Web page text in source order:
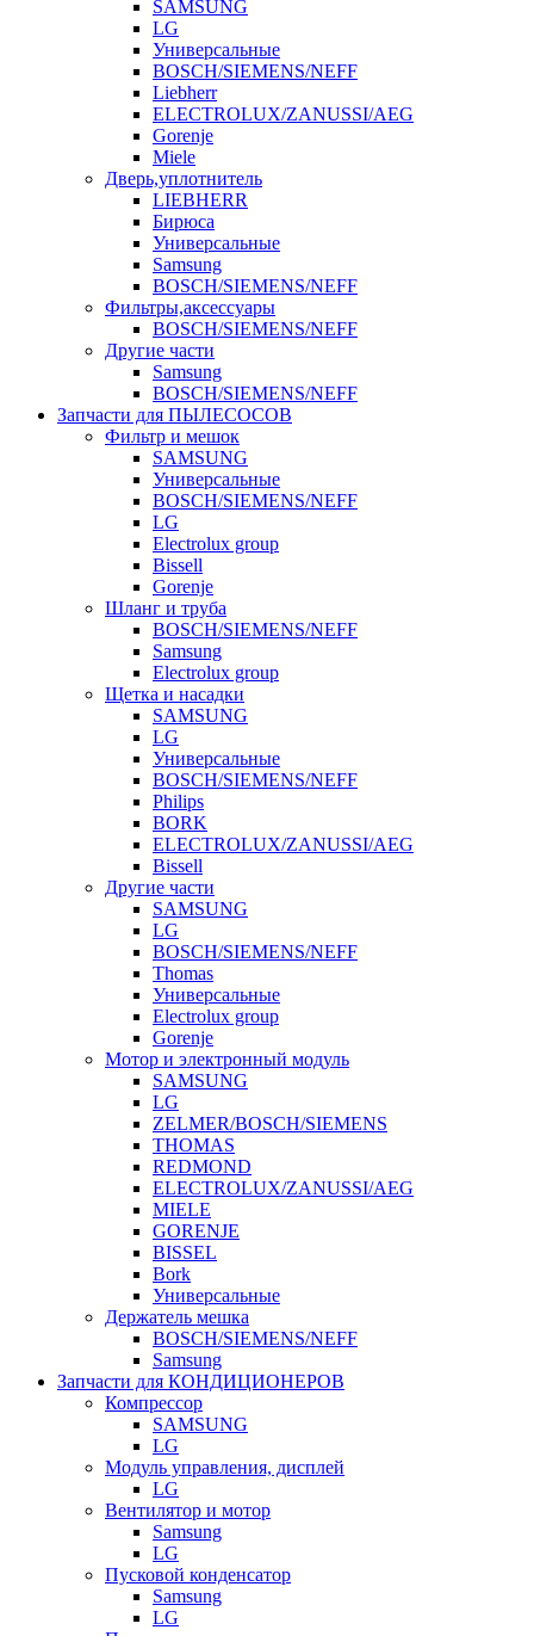
SAMSUNG
LG
Универсальные
BOSCH/SIEMENS/NEFF
Liebherr
ELECTROLUX/ZANUSSI/AEG
Gorenje
Miele
Дверь,уплотнитель
LIEBHERR
Бирюса
Универсальные
Samsung
BOSCH/SIEMENS/NEFF
Фильтры,аксессуары
BOSCH/SIEMENS/NEFF
Другие части
Samsung
BOSCH/SIEMENS/NEFF
Запчасти для ПЫЛЕСОСОВ
Фильтр и мешок
SAMSUNG
Универсальные
BOSCH/SIEMENS/NEFF
LG
Electrolux group
Bissell
Gorenje
Шланг и труба
BOSCH/SIEMENS/NEFF
Samsung
Electrolux group
Щетка и насадки
SAMSUNG
LG
Универсальные
BOSCH/SIEMENS/NEFF
Philips
BORK
ELECTROLUX/ZANUSSI/AEG
Bissell
Другие части
SAMSUNG
LG
BOSCH/SIEMENS/NEFF
Thomas
Универсальные
Electrolux group
Gorenje
Мотор и электронный модуль
SAMSUNG
LG
ZELMER/BOSCH/SIEMENS
THOMAS
REDMOND
ELECTROLUX/ZANUSSI/AEG
MIELE
GORENJE
BISSEL
Bork
Универсальные
Держатель мешка
BOSCH/SIEMENS/NEFF
Samsung
Запчасти для КОНДИЦИОНЕРОВ
Компрессор
SAMSUNG
LG
Модуль управления, дисплей
LG
Вентилятор и мотор
Samsung
LG
Пусковой конденсатор
Samsung
LG